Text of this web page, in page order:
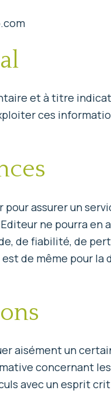
et à titre
ces
assurer un
ne pourra en
de fiabilité, de
de même pour
aisément un
concernant
avec un esprit